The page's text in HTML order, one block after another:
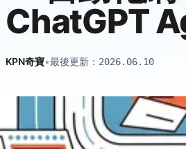
ChatGPT
KPN奇寶•最後更新： 2026.06.10